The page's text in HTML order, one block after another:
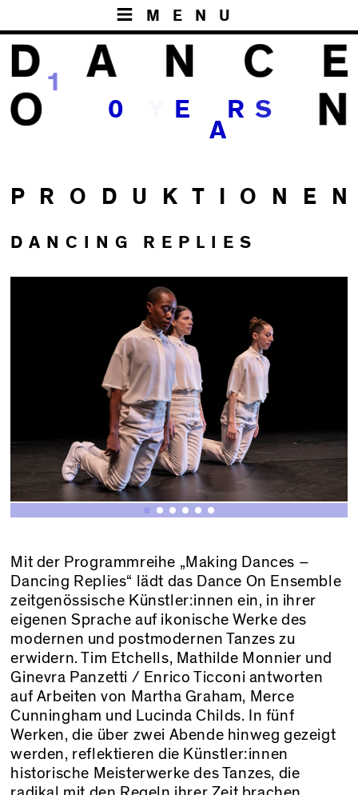
MENU
1
0 E
A
R S
P R O D U K T I O N E N
DANCING REPLIES
Mit der Programmreihe „Making Dances –
Dancing Replies“ lädt das Dance On Ensemble
zeitgenössische Künstler:innen ein, in ihrer
eigenen Sprache auf ikonische Werke des
modernen und postmodernen Tanzes zu
erwidern. Tim Etchells, Mathilde Monnier und
Ginevra Panzetti / Enrico Ticconi antworten
auf Arbeiten von Martha Graham, Merce
Cunningham und Lucinda Childs. In fünf
Werken, die über zwei Abende hinweg gezeigt
werden, reflektieren die Künstler:innen
historische Meisterwerke des Tanzes, die